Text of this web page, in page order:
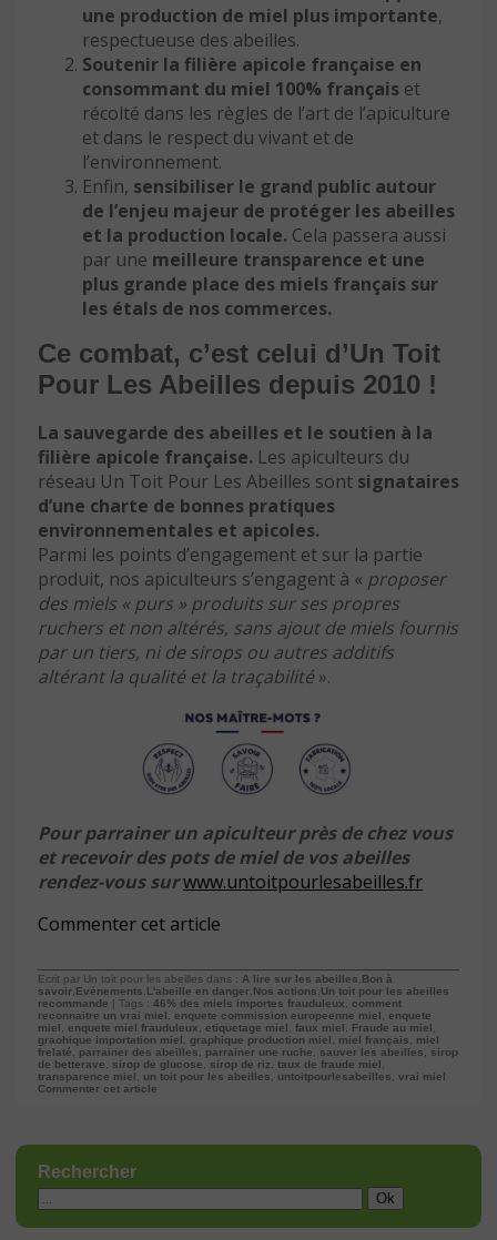
une production de miel plus importante,
respectueuse des abeilles.
Soutenir la filière apicole française en
consommant du miel 100% français et
récolté dans les règles de l’art de l’apiculture
et dans le respect du vivant et de
l’environnement.
Enfin, sensibiliser le grand public autour
de l’enjeu majeur de protéger les abeilles
et la production locale. Cela passera aussi
par une meilleure transparence et une
plus grande place des miels français sur
les étals de nos commerces.
Ce combat, c’est celui d’Un Toit
Pour Les Abeilles depuis 2010 !
La sauvegarde des abeilles et le soutien à la
filière apicole française. Les apiculteurs du
réseau Un Toit Pour Les Abeilles sont signataires
d’une charte de bonnes pratiques
environnementales et apicoles.
Parmi les points d’engagement et sur la partie
produit, nos apiculteurs s’engagent à « proposer
des miels « purs » produits sur ses propres
ruchers et non altérés, sans ajout de miels fournis
par un tiers, ni de sirops ou autres additifs
altérant la qualité et la traçabilité».
Pour parrainer un apiculteur près de chez vous
et recevoir des pots de miel de vos abeilles
rendez-vous surwww.untoitpourlesabeilles.fr
Commenter cet article
Ecrit par Un toit pour les abeilles dans : A lire sur les abeilles Bon à
savoir Evénements L'abeille en danger Nos actions Un toit pour les abeilles
recommande | Tags : 46% des miels importes frauduleux
comment
reconnaitre un vrai miel
enquete commission europeenne miel
enquete
miel
enquete miel frauduleux etiquetage miel faux miel Fraude au miel
graohique importation miel
graphique production miel miel français
miel
frelaté
parrainer des abeilles parrainer une ruche sauver les abeilles
sirop
de betterave
sirop de glucose sirop de riz taux de fraude miel
transparence miel
un toit pour les abeilles untoitpourlesabeilles
vrai miel
Commenter cet article
Rechercher